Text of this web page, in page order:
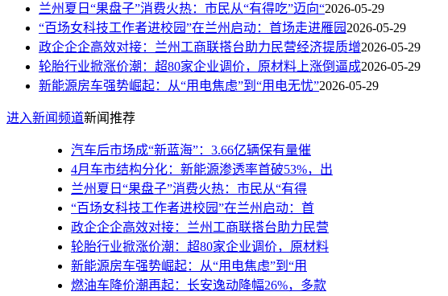
兰州夏日“果盘子”消费火热：市民从“有得吃”迈向“2026-05-29
“百场女科技工作者进校园”在兰州启动：首场走进雁园 2026-05-29
政企企企高效对接：兰州工商联搭台助力民营经济提质增2026-05-29
轮胎行业掀涨价潮：超80家企业调价，原材料上涨倒逼成2026-05-29
新能源房车强势崛起：从“用电焦虑”到“用电无忧”2026-05-29
进入新闻频道新闻推荐
汽车后市场成“新蓝海”：3.66亿辆保有量催
4月车市结构分化：新能源渗透率首破53%，出
兰州夏日“果盘子”消费火热：市民从“有得
“百场女科技工作者进校园”在兰州启动：首
政企企企高效对接：兰州工商联搭台助力民营
轮胎行业掀涨价潮：超80家企业调价，原材料
新能源房车强势崛起：从“用电焦虑”到“用
燃油车降价潮再起：长安逸动降幅26%，多款